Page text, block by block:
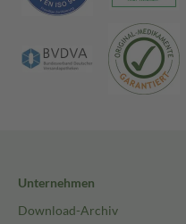
Unternehmen
Download-Archiv